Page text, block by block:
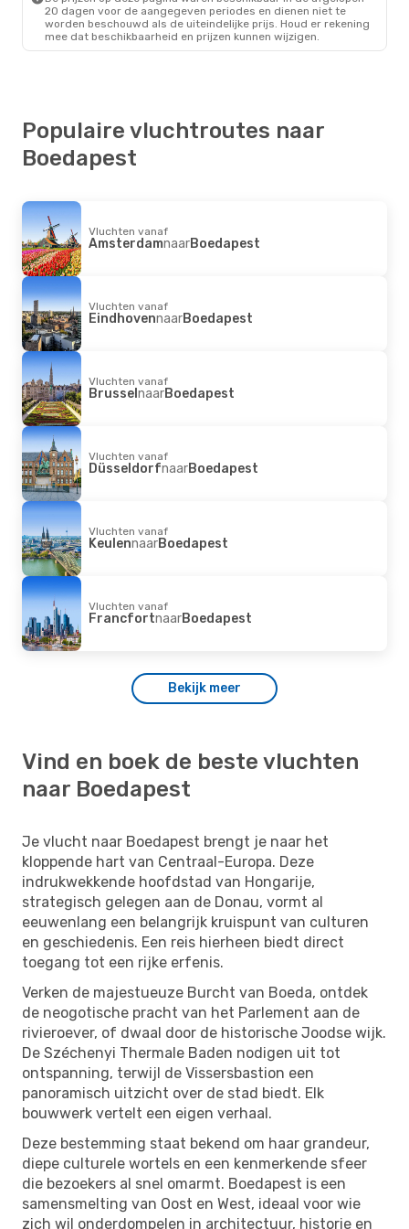
20 dagen voor de aangegeven periodes en dienen niet te
worden beschouwd als de uiteindelijke prijs. Houd er rekening
mee dat beschikbaarheid en prijzen kunnen wijzigen.
Populaire vluchtroutes naar
Boedapest
Vluchten vanaf
AmsterdamnaarBoedapest
Vluchten vanaf
EindhovennaarBoedapest
Vluchten vanaf
BrusselnaarBoedapest
Vluchten vanaf
DüsseldorfnaarBoedapest
Vluchten vanaf
KeulennaarBoedapest
Vluchten vanaf
FrancfortnaarBoedapest
Bekijk meer
Vind en boek de beste vluchten
naar Boedapest
Je vlucht naar Boedapest brengt je naar het
kloppende hart van Centraal-Europa. Deze
indrukwekkende hoofdstad van Hongarije,
strategisch gelegen aan de Donau, vormt al
eeuwenlang een belangrijk kruispunt van culturen
en geschiedenis. Een reis hierheen biedt direct
toegang tot een rijke erfenis.
Verken de majestueuze Burcht van Boeda, ontdek
de neogotische pracht van het Parlement aan de
rivieroever, of dwaal door de historische Joodse wijk.
De Széchenyi Thermale Baden nodigen uit tot
ontspanning, terwijl de Vissersbastion een
panoramisch uitzicht over de stad biedt. Elk
bouwwerk vertelt een eigen verhaal.
Deze bestemming staat bekend om haar grandeur,
diepe culturele wortels en een kenmerkende sfeer
die bezoekers al snel omarmt. Boedapest is een
samensmelting van Oost en West, ideaal voor wie
zich wil onderdompelen in architectuur, historie en